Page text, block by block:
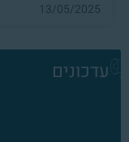
13/05/2025
עדכונים